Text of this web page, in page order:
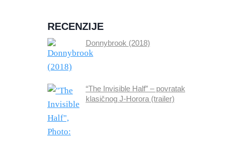
RECENZIJE
Donnybrook (2018)
“The Invisible Half” – povratak
klasičnog J-Horora (trailer)